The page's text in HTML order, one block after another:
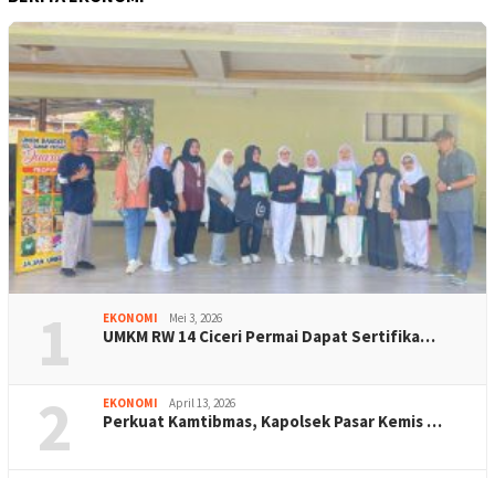
1 EKONOMI Mei 3, 2026
UMKM RW 14 Ciceri Permai Dapat Sertifika…
2 EKONOMI April 13, 2026
Perkuat Kamtibmas, Kapolsek Pasar Kemis …